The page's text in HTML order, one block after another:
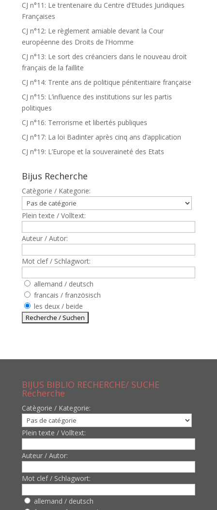
CJ n°11: Le trentenaire du Centre d’Etudes Juridiques
Françaises
CJ n°12: Le règlement amiable devant la Cour
européenne des Droits de l’Homme
CJ n°13: Le sort des créanciers dans le nouveau droit
français de la faillite
CJ n°14: Trente ans de politique pénitentiaire française
CJ n°15: L’influence des institutions sur les partis
politiques
CJ n°16: Terrorisme et libertés publiques
CJ n°17: La loi Badinter après cinq ans d’application
CJ n°19: L’Europe et la souveraineté des Etats
Bijus Recherche
Catègorie / Kategorie:
Plein texte / Volltext:
Auteur / Autor:
Mot clef / Schlagwort:
allemand / deutsch
francais / französisch
les deux / beide
BIJUS BIBLIO RECHERCHE/ SUCHE
Recherche
Catègorie / Kategorie:
Plein texte / Volltext:
Auteur / Autor:
Mot clef / Schlagwort:
allemand / deutsch